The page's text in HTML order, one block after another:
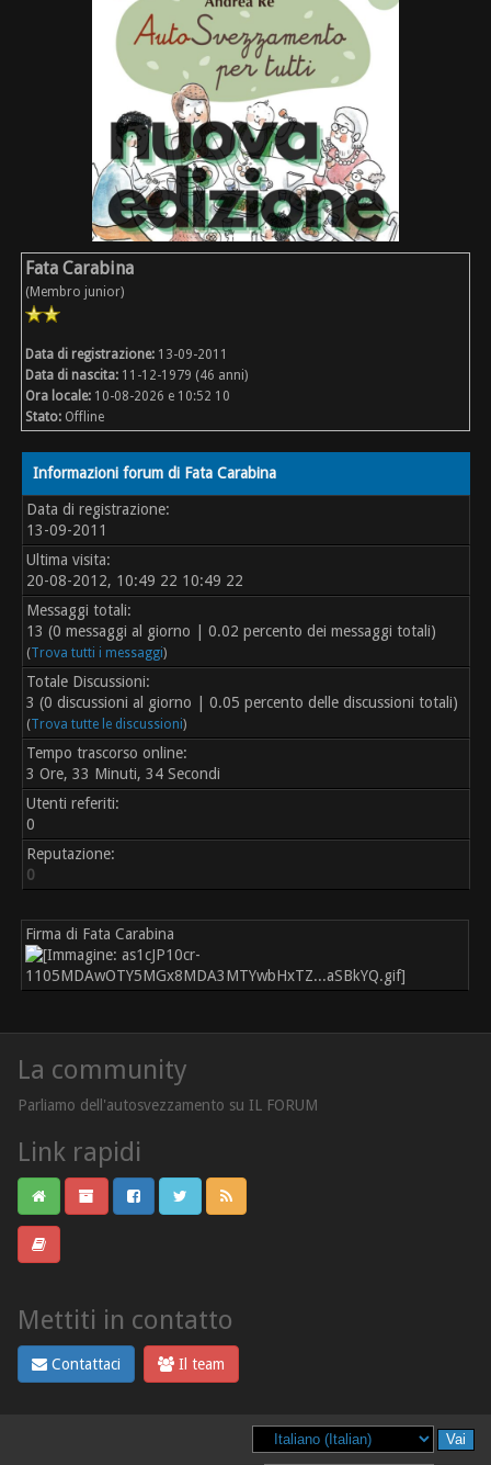
Fata Carabina
(Membro junior)
Data di registrazione: 13-09-2011
Data di nascita: 11-12-1979 (46 anni)
Ora locale: 10-08-2026 e 10:52 10
Stato: Offline
Informazioni forum di Fata Carabina
Data di registrazione:
13-09-2011
Ultima visita:
20-08-2012, 10:49 22 10:49 22
Messaggi totali:
13 (0 messaggi al giorno | 0.02 percento dei messaggi totali)
(Trova tutti i messaggi)
Totale Discussioni:
3 (0 discussioni al giorno | 0.05 percento delle discussioni totali)
(Trova tutte le discussioni)
Tempo trascorso online:
3 Ore, 33 Minuti, 34 Secondi
Utenti referiti:
0
Reputazione:
0
Firma di Fata Carabina
La community
Parliamo dell'autosvezzamento su IL FORUM
Link rapidi
Mettiti in contatto
Contattaci Il team